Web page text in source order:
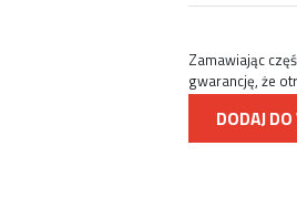
Zamawiając
gwarancję, że
DODAJ